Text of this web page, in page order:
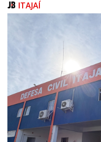
ITAJAÍ